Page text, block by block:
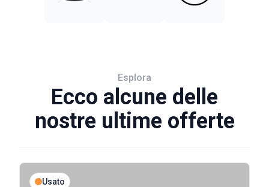
Esplora
Ecco alcune delle
nostre ultime offerte
Usato